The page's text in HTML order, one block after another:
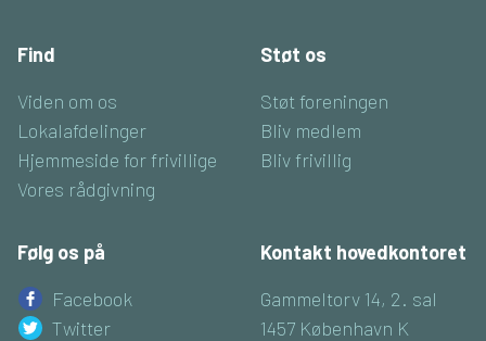
Find
Viden om os
Lokalafdelinger
Hjemmeside for frivillige
Vores rådgivning
Støt os
Støt foreningen
Bliv medlem
Bliv frivillig
Følg os på
Facebook
Twitter
Kontakt hovedkontoret
Gammeltorv 14, 2. sal
1457 København K